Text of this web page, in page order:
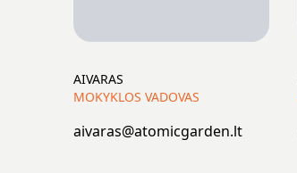
AIVARAS
MOKYKLOS VADOVAS
aivaras@atomicgarden.lt